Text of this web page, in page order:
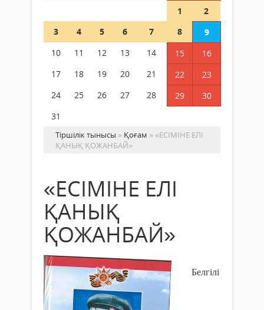
1
2
3
4 5 6 7 8
9
10
11 12 13 14 15
16
17
18 19 20 21 22
23
24
25 26 27 28 29
30
31
Тіршілік тынысы » Қоғам » «ЕСІМІНЕ ЕЛІ
ҚАНЫҚ ҚОЖАНБАЙ»
«ЕСІМІНЕ ЕЛІ
ҚАНЫҚ
ҚОЖАНБАЙ»
Белгілі